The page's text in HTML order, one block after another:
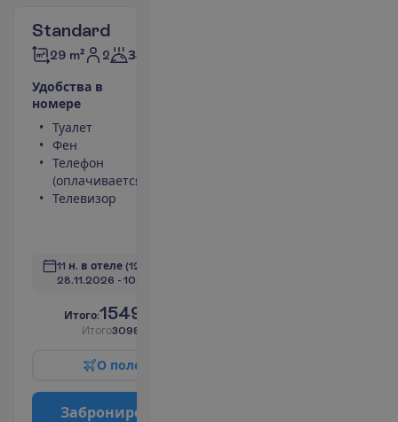
Standard
29 m² 2 Завтраки
Удобства в
номере
Туалет
Фен
Телефон
(оплачивается)
Телевизор
11 н. в отеле (12 н. всего)
28.11.2026 - 10.12.2026
Итого:1549.00
Итого3098.00
О поле
Заброниро